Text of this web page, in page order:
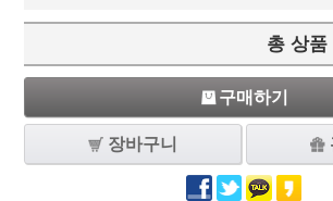
총 상품
구매하기
장바구니